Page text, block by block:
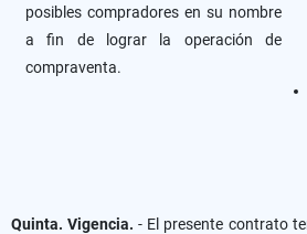
posibles compradores en su nombre
a fin de lograr la operación de
compraventa.
Quinta. Vigencia. - El presente contrato